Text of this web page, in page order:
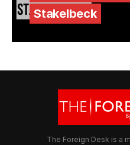
Stakelbeck
The Foreign Desk is a